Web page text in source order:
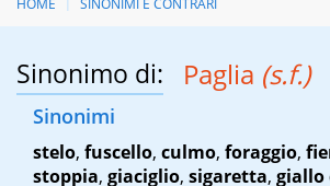
HOME SINONIMI E CONTRARI
Sinonimo di: Paglia (s.f.)
Sinonimi
stelo, fuscello, culmo, foraggio,
stoppia, giaciglio, sigaretta, giallo